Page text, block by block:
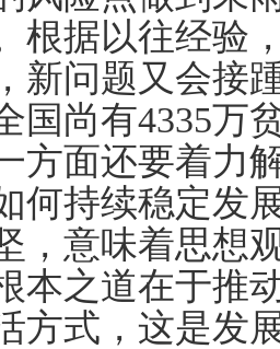
根据以往经验
新问题又会接
国尚有4335万
方面还要着力
何持续稳定发
，意味着思想
本之道在于推
方式，这是发